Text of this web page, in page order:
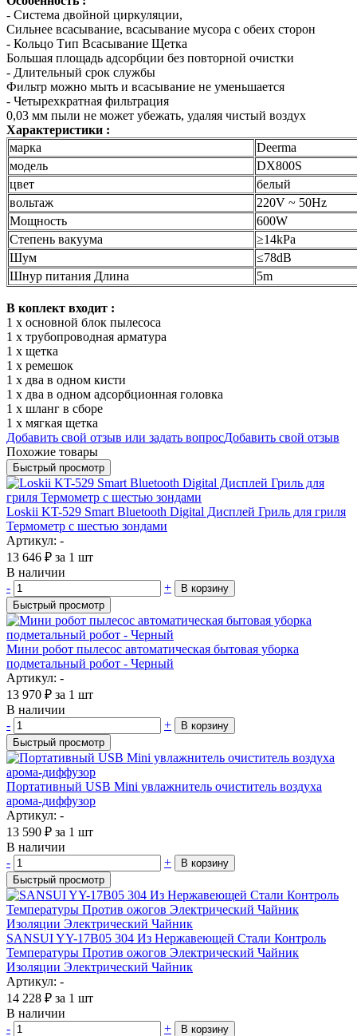
- Система двойной циркуляции,
Сильнее всасывание, всасывание мусора с обеих сторон
- Кольцо Тип Всасывание Щетка
Большая площадь адсорбции без повторной очистки
- Длительный срок службы
Фильтр можно мыть и всасывание не уменьшается
- Четырехкратная фильтрация
0,03 мм пыли не может убежать, удаляя чистый воздух
Характеристики :
марка
Deerma
модель
DX800S
цвет
белый
вольтаж
220V ~ 50Hz
Мощность
600W
Степень вакуума
≥14kPa
Шум
≤78dB
Шнур питания Длина
5m
В коплект входит :
1 х основной блок пылесоса
1 х трубопроводная арматура
1 х щетка
1 х ремешок
1 х два в одном кисти
1 х два в одном адсорбционная головка
1 х шланг в сборе
1 х мягкая щетка
Добавить свой отзыв или задать вопросДобавить свой отзыв
Похожие товары
Быстрый просмотр
Loskii KT-529 Smart Bluetooth Digital Дисплей Гриль для гриля
Термометр с шестью зондами
Артикул: -
13 646 ₽ за 1 шт
В наличии
-
+
В корзину
Быстрый просмотр
Мини робот пылесос автоматическая бытовая уборка
подметальный робот - Черный
Артикул: -
13 970 ₽ за 1 шт
В наличии
-
+
В корзину
Быстрый просмотр
Портативный USB Mini увлажнитель очиститель воздуха
арома-диффузор
Артикул: -
13 590 ₽ за 1 шт
В наличии
-
+
В корзину
Быстрый просмотр
SANSUI YY-17B05 304 Из Нержавеющей Стали Контроль
Температуры Против ожогов Электрический Чайник
Изоляции Электрический Чайник
Артикул: -
14 228 ₽ за 1 шт
В наличии
-
+ В корзину